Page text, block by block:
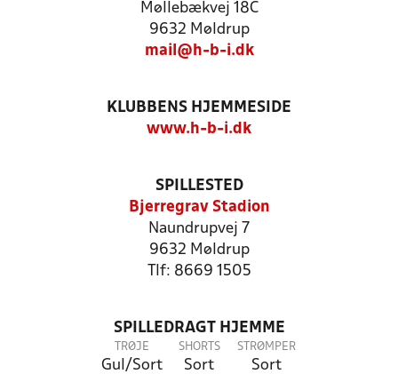
Møllebækvej 18C
9632 Møldrup
mail@h-b-i.dk
KLUBBENS HJEMMESIDE
www.h-b-i.dk
SPILLESTED
Bjerregrav Stadion
Naundrupvej 7
9632 Møldrup
Tlf: 8669 1505
SPILLEDRAGT HJEMME
TRØJE
Gul/Sort
SHORTS
Sort
STRØMPER
Sort